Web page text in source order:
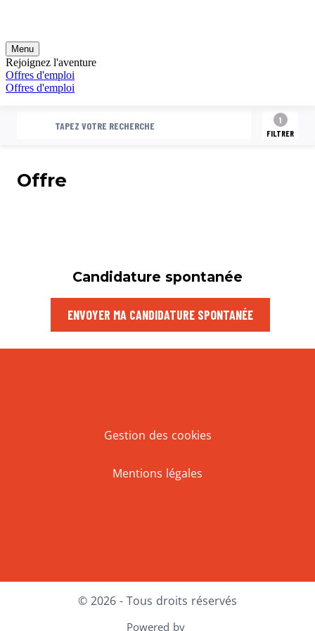
RECHERCHE
TAPEZ VOTRE RECHERCHE
1
FILTRER
Offre
Candidature spontanée
ENVOYER MA CANDIDATURE SPONTANÉE
Gestion des cookies
Mentions légales
© 2026 - Tous droits réservés
Powered by